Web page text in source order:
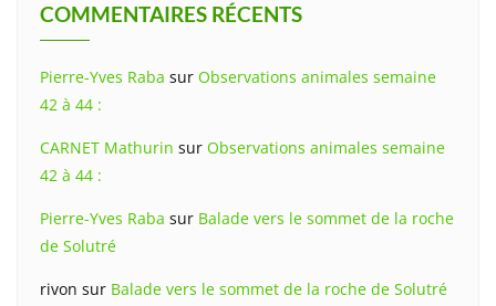
COMMENTAIRES RÉCENTS
Pierre-Yves Raba sur Observations animales semaine
42 à 44 :
CARNET Mathurin sur Observations animales semaine
42 à 44 :
Pierre-Yves Raba sur Balade vers le sommet de la roche
de Solutré
rivon sur Balade vers le sommet de la roche de Solutré